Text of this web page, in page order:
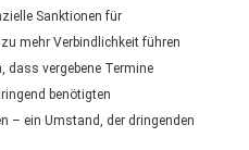
Sanktionen für
mehr Verbindlichkeit führen
dass vergebene Termine
benötigten
– ein Umstand, der dringenden